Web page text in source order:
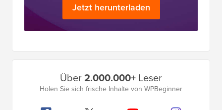
Jetzt herunterladen
Seitenleistenmenü
Über2.000.000+ Leser
Holen Sie sich frische Inhalte von WPBeginner